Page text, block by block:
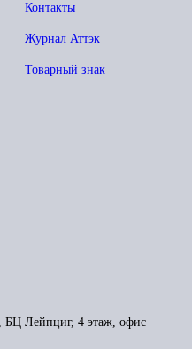
Контакты
Журнал Аттэк
Товарный знак
БЦ Лейпциг, 4 этаж, офис